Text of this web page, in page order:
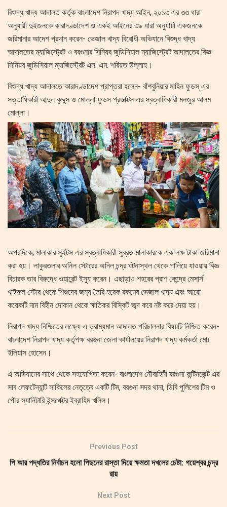
বিশুদ্ধ খাদ্য আদালত কর্তৃক বাংলাদেশ নিরাপদ খাদ্য আইন, ২০১৩ এর ৩৩ ধারা
অনুযায়ী দুইজনকে কারাদণ্ডাদেশ ও একই আইনের ৩৯ ধারা অনুযায়ী একজনকে
জরিমানার আদেশ প্রদান করেন- ভেজাল খাদ্য বিরোধী অভিযানে বিশুদ্ধ খাদ্য
আদালতের ম্যাজিস্ট্রেট ও বরগুনার সিনিয়র জুডিসিয়াল ম্যাজিস্ট্রেট আদালতের বিজ্ঞ
সিনিয়র জুডিসিয়াল ম্যাজিস্ট্রেট এস. এম. শরিয়ত উল্লাহ।
বিশুদ্ধ খাদ্য আদালতে কারাদণ্ডাদেশ প্রাপ্তরা হলেন- বাঁশবুনিয়ার মাহিন ফুডস্ এর
সত্তাধিকারী আব্দুল কুদ্দুস ও মোল্লা ফুডস প্রডাক্টস এর স্বত্বাধিকারী মনজুর আলম
মোল্লা।
অপরদিকে, মালাকার সুইটস এর স্বত্বাধিকারী সুব্রত মালাকারকে এক লক্ষ টাকা জরিমানা
করা হয়। লাকুরতলার অনিল স্টোরের অনিল চন্দ্র ঘটনাস্থল থেকে পালিয়ে যাওয়ায় বিজ্ঞ
বিচারক তার বিরুদ্ধে ওয়ারেন্ট ইস্যু করেন। এছাড়াও শহরের প্রাণ কেন্দ্রে মেসার্স
খাইরুল স্টোর থেকে শিশুদের জন্য তৈরি হরেক রকমের ভেজাল খাদ্য এবং আরো
কয়েকটি নাম বিহীন দোকান থেকে ক্ষতিকর বিস্কিট জব্দ করে নষ্ট করে দেয়া হয়।
নিরাপদ খাদ্য নিশ্চিতের লক্ষ্যে এ ভ্রাম্যমান আদালত পরিচালনার বিষয়টি নিশ্চিত করেন-
বাংলাদেশ নিরাপদ খাদ্য কর্তৃপক্ষ বরগুনা জেলা কার্যালয়ের নিরাপদ খাদ্য কর্মকর্তা মোঃ
ইলিয়াস হোসেন।
এ অভিযানের সাথে থেকে সহযোগিতা করেন- বাংলাদেশ নৌবাহিনী বরগুনা কন্টিনজেন্ট এর
সাব লেফটেন্যান্ট সাকিলের নেতৃত্বে একটি টিম, বরগুনা সদর থানা, ডিবি পুলিশের টিম ও
পৌর স্যানিটারি ইন্সপেক্টর ইব্রাহিম খলিল।
Previous Post
পি আর পদ্ধতির নির্বাচন হলো পিছনের রাস্তা দিয়ে ক্ষমতা দখলের চেষ্টা: গয়েশ্বর চন্দ্র
রায়
Next Post